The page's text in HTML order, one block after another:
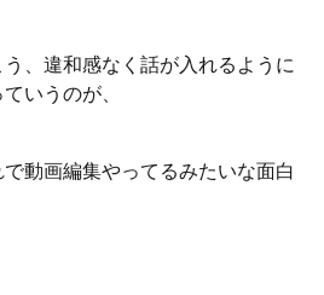
、違和感なく話が入れるように
いうのが、
動画編集やってるみたいな面白